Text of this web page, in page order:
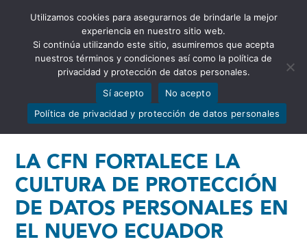
Abrir barra de herramientas
LA CFN FORTALECE LA
CULTURA DE PROTECCIÓN
DE DATOS PERSONALES EN
EL NUEVO ECUADOR
Utilizamos cookies para asegurarnos de brindarle la mejor
experiencia en nuestro sitio web.
Si continúa utilizando este sitio, asumiremos que acepta
nuestros términos y condiciones así como la política de
privacidad y protección de datos personales.
Sí acepto
No acepto
Política de privacidad y protección de datos personales